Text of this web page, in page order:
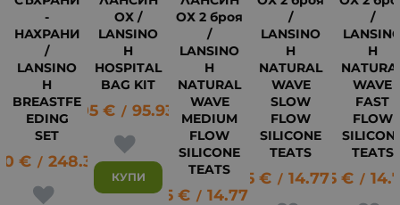
-
НАХРАНИ
/
LANSINO
H
BREASTFE
EDING
SET
€ / 248.39 лв.
ОХ /
LANSINO
H
HOSPITAL
BAG KIT
49.05 € / 95.93 лв.
КУПИ
ОХ 2 броя
/
LANSINO
H
NATURAL
WAVE
MEDIUM
FLOW
SILICONE
TEATS
7.55 € / 14.77
/
LANSINO
H
NATURAL
WAVE
SLOW
FLOW
SILICONE
TEATS
7.55 € / 14.77 лв.
/
H
WAVE
FAST
FLOW
TEATS
7.55 € /